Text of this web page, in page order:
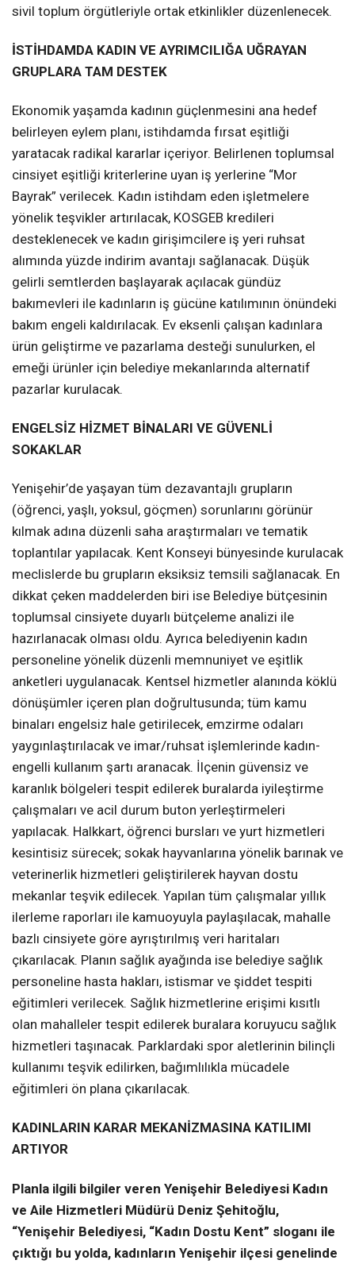
sivil toplum örgütleriyle ortak etkinlikler düzenlenecek.
İSTİHDAMDA KADIN VE AYRIMCILIĞA UĞRAYAN
GRUPLARA TAM DESTEK
Ekonomik yaşamda kadının güçlenmesini ana hedef
belirleyen eylem planı, istihdamda fırsat eşitliği
yaratacak radikal kararlar içeriyor. Belirlenen toplumsal
cinsiyet eşitliği kriterlerine uyan iş yerlerine “Mor
Bayrak” verilecek. Kadın istihdam eden işletmelere
yönelik teşvikler artırılacak, KOSGEB kredileri
desteklenecek ve kadın girişimcilere iş yeri ruhsat
alımında yüzde indirim avantajı sağlanacak. Düşük
gelirli semtlerden başlayarak açılacak gündüz
bakımevleri ile kadınların iş gücüne katılımının önündeki
bakım engeli kaldırılacak. Ev eksenli çalışan kadınlara
ürün geliştirme ve pazarlama desteği sunulurken, el
emeği ürünler için belediye mekanlarında alternatif
pazarlar kurulacak.
ENGELSİZ HİZMET BİNALARI VE GÜVENLİ
SOKAKLAR
Yenişehir’de yaşayan tüm dezavantajlı grupların
(öğrenci, yaşlı, yoksul, göçmen) sorunlarını görünür
kılmak adına düzenli saha araştırmaları ve tematik
toplantılar yapılacak. Kent Konseyi bünyesinde kurulacak
meclislerde bu grupların eksiksiz temsili sağlanacak. En
dikkat çeken maddelerden biri ise Belediye bütçesinin
toplumsal cinsiyete duyarlı bütçeleme analizi ile
hazırlanacak olması oldu. Ayrıca belediyenin kadın
personeline yönelik düzenli memnuniyet ve eşitlik
anketleri uygulanacak. Kentsel hizmetler alanında köklü
dönüşümler içeren plan doğrultusunda; tüm kamu
binaları engelsiz hale getirilecek, emzirme odaları
yaygınlaştırılacak ve imar/ruhsat işlemlerinde kadın-
engelli kullanım şartı aranacak. İlçenin güvensiz ve
karanlık bölgeleri tespit edilerek buralarda iyileştirme
çalışmaları ve acil durum buton yerleştirmeleri
yapılacak. Halkkart, öğrenci bursları ve yurt hizmetleri
kesintisiz sürecek; sokak hayvanlarına yönelik barınak ve
veterinerlik hizmetleri geliştirilerek hayvan dostu
mekanlar teşvik edilecek. Yapılan tüm çalışmalar yıllık
ilerleme raporları ile kamuoyuyla paylaşılacak, mahalle
bazlı cinsiyete göre ayrıştırılmış veri haritaları
çıkarılacak. Planın sağlık ayağında ise belediye sağlık
personeline hasta hakları, istismar ve şiddet tespiti
eğitimleri verilecek. Sağlık hizmetlerine erişimi kısıtlı
olan mahalleler tespit edilerek buralara koruyucu sağlık
hizmetleri taşınacak. Parklardaki spor aletlerinin bilinçli
kullanımı teşvik edilirken, bağımlılıkla mücadele
eğitimleri ön plana çıkarılacak.
KADINLARIN KARAR MEKANİZMASINA KATILIMI
ARTIYOR
Planla ilgili bilgiler veren Yenişehir Belediyesi Kadın
ve Aile Hizmetleri Müdürü Deniz Şehitoğlu,
“Yenişehir Belediyesi, “Kadın Dostu Kent” sloganı ile
çıktığı bu yolda, kadınların Yenişehir ilçesi genelinde